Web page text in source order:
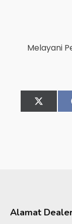
Melayani
Share
on
X
Alamat